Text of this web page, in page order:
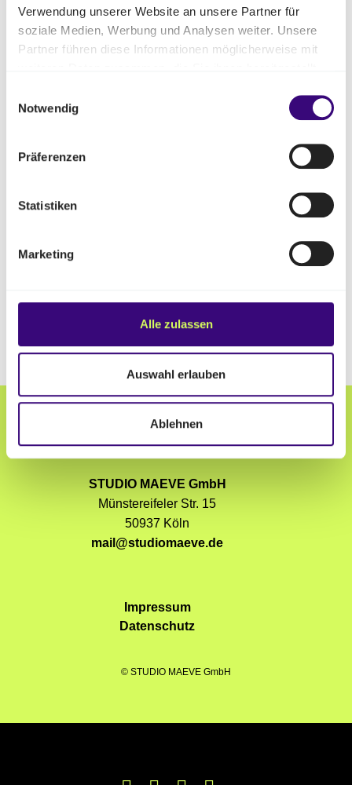
Verwendung unserer Website an unsere Partner für
soziale Medien, Werbung und Analysen weiter. Unsere
Partner führen diese Informationen möglicherweise mit
gesammelt haben.
Notwendig
Präferenzen
Statistiken
Marketing
Alle zulassen
Auswahl erlauben
Ablehnen
STUDIO MAEVE GmbH
Münstereifeler Str. 15
50937 Köln
mail@studiomaeve.de
Impressum
Datenschutz
© STUDIO MAEVE GmbH